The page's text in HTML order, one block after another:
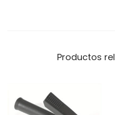
Productos